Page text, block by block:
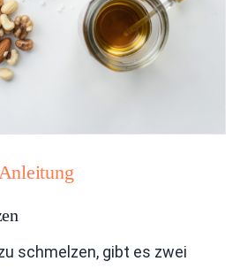
schmelzen, gibt es zwei